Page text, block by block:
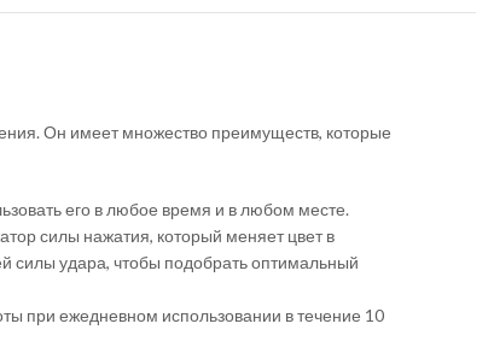
Он имеет множество преимуществ, которые
его в любое время и в любом месте.
силы нажатия, который меняет цвет в
силы удара, чтобы подобрать оптимальный
при ежедневном использовании в течение 10